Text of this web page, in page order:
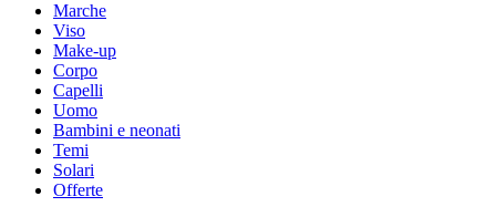
Marche
Viso
Make-up
Corpo
Capelli
Uomo
Bambini e neonati
Temi
Solari
Offerte